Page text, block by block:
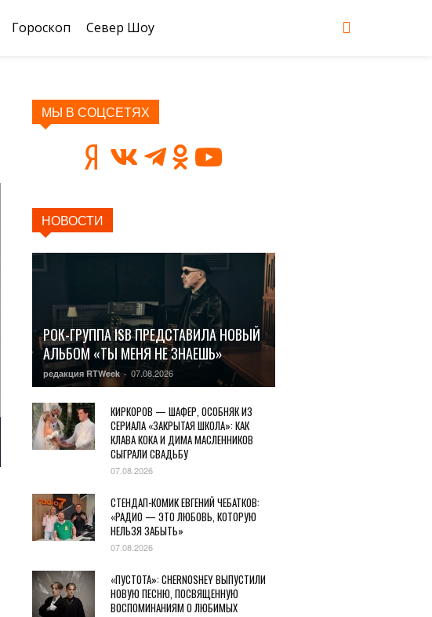
Гороскоп Север Шоу
МЫ В СОЦСЕТЯХ
НОВОСТИ
РОК-ГРУППА ISB ПРЕДСТАВИЛА НОВЫЙ
АЛЬБОМ «ТЫ МЕНЯ НЕ ЗНАЕШЬ»
редакция RTWeek - 07.08.2026
КИРКОРОВ — ШАФЕР, ОСОБНЯК ИЗ
СЕРИАЛА «ЗАКРЫТАЯ ШКОЛА»: КАК
КЛАВА КОКА И ДИМА МАСЛЕННИКОВ
СЫГРАЛИ СВАДЬБУ
07.08.2026
СТЕНДАП-КОМИК ЕВГЕНИЙ ЧЕБАТКОВ:
«РАДИО — ЭТО ЛЮБОВЬ, КОТОРУЮ
НЕЛЬЗЯ ЗАБЫТЬ»
07.08.2026
«ПУСТОТА»: CHERNOSHEY ВЫПУСТИЛИ
НОВУЮ ПЕСНЮ, ПОСВЯЩЕННУЮ
ВОСПОМИНАНИЯМ О ЛЮБИМЫХ